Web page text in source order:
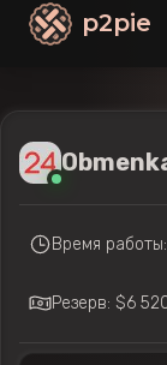
p2pie
Время
Резерв: $6